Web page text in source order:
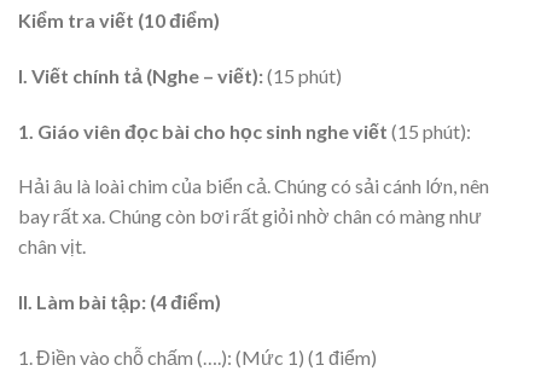
Kiểm tra viết (10 điểm)
I. Viết chính tả (Nghe – viết):(15 phút)
1. Giáo viên đọc bài cho học sinh nghe viết (15 phút):
Hải âu là loài chim của biển cả. Chúng có sải cánh lớn, nên
bay rất xa. Chúng còn bơi rất giỏi nhờ chân có màng như
chân vịt.
II. Làm bài tập: (4 điểm)
1. Điền vào chỗ chấm (….): (Mức 1) (1 điểm)